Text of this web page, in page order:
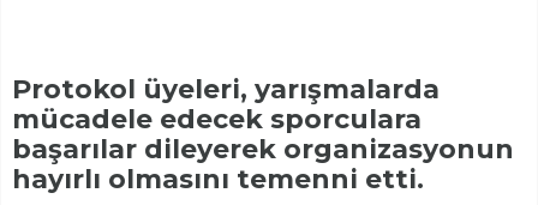
Protokol üyeleri, yarışmalarda
mücadele edecek sporculara
başarılar dileyerek organizasyonun
hayırlı olmasını temenni etti.